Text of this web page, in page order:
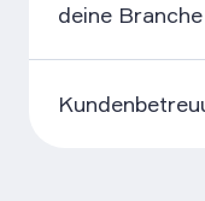
deine Branche